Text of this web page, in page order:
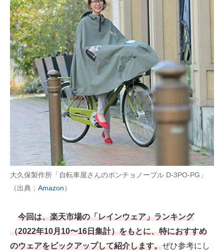
企業ITのトレンドを詳説
経営リーダーのコミュニティ
マーケ×ITの今がよく分かる
ITエンジニア向け専門サイト
企業向けIT製品の総合サイト
IT製品の技術・比較・事例
製造業のIT導入・活用を支援
モノづくり技術者専門サイト
エネルギーの専門メディア
建設×テクノロジーの最前線
大久保製作所「自転車屋さんのポンチョノーブル D-3PO-PG」
（出典： Amazon）
今回は、楽天市場の「レインウェア」ランキング
（2022年10月10〜16日集計）をもとに、特におすすめ
のウェアをピックアップして紹介します。ぜひ参考にし